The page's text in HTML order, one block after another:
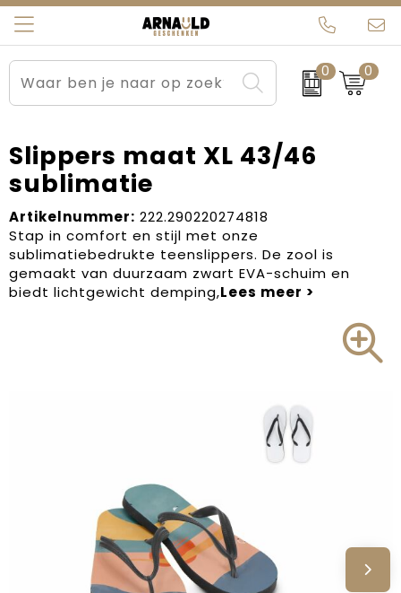
0 0
Relatiegeschenken
Sportkleding
Werkkleding
Kleding en textiel
Tassen
Beurs en Evenementen
Brievenbuspakketten
Carnaval
Dag van de Zorg
Kerstartikelen
Voetbal, EK en WK
Voor de bouw
Arnauld Kerstpakketten
MijnEigenKadootje
Ons team
Contact
Blogs
Slippers maat XL 43/46
sublimatie
Artikelnummer: 222.290220274818
Stap in comfort en stijl met onze
sublimatiebedrukte teenslippers. De zool is
gemaakt van duurzaam zwart EVA-schuim en
biedt lichtgewicht demping,